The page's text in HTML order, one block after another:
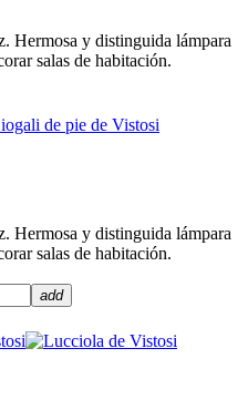
Hermosa y distinguida lámpara
salas de habitación.
Hermosa y distinguida lámpara
salas de habitación.
add